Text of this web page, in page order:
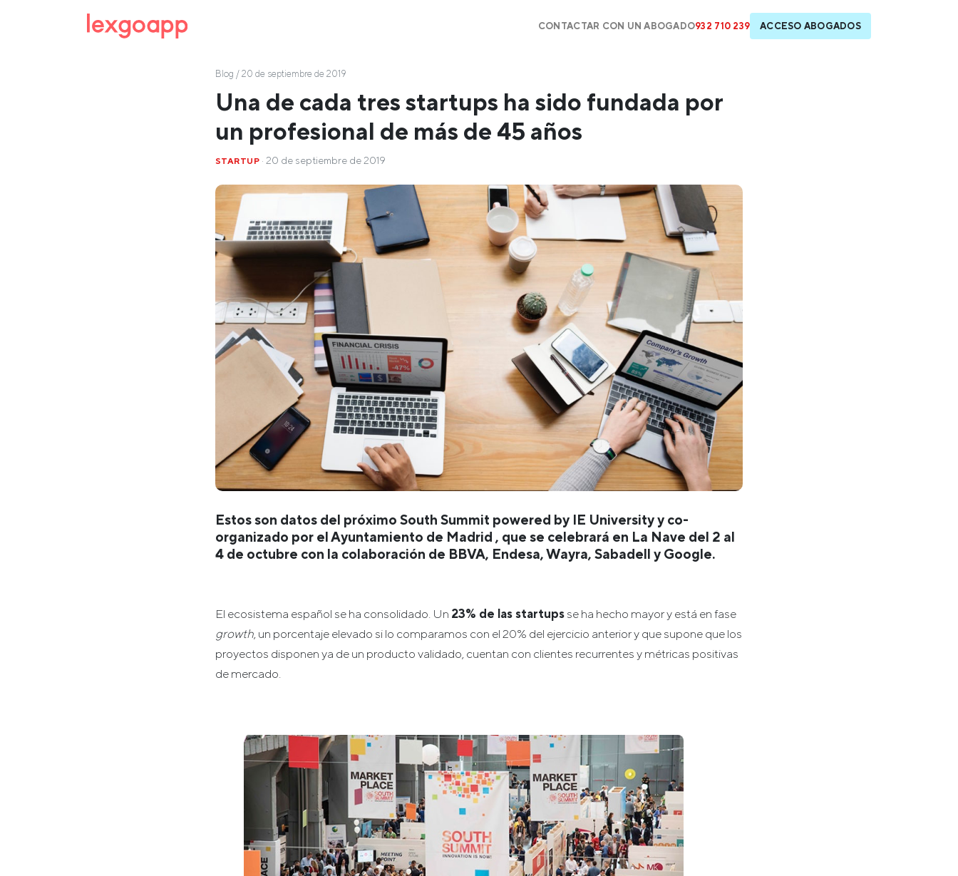
CONTACTAR CON UN ABOGADO932 710 239 ACCESO ABOGADOS
Blog / 20 de septiembre de 2019
Una de cada tres startups ha sido fundada por
un profesional de más de 45 años
STARTUP · 20 de septiembre de 2019
Estos son datos del próximo South Summit powered by IE University y co-
organizado por el Ayuntamiento de Madrid , que se celebrará en La Nave del 2 al
4 de octubre con la colaboración de BBVA, Endesa, Wayra, Sabadell y Google.
El ecosistema español se ha consolidado. Un 23% de las startups se ha hecho mayor y está en fase
growth , un porcentaje elevado si lo comparamos con el 20% del ejercicio anterior y que supone que los
proyectos disponen ya de un producto validado, cuentan con clientes recurrentes y métricas positivas
de mercado.